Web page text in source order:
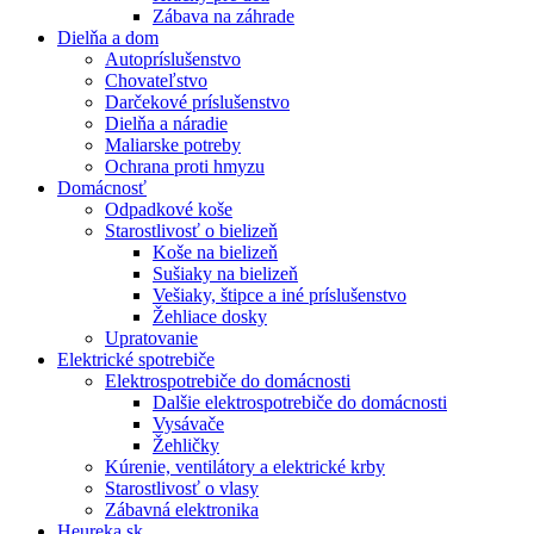
Zábava na záhrade
Dielňa a dom
Autopríslušenstvo
Chovateľstvo
Darčekové príslušenstvo
Dielňa a náradie
Maliarske potreby
Ochrana proti hmyzu
Domácnosť
Odpadkové koše
Starostlivosť o bielizeň
Koše na bielizeň
Sušiaky na bielizeň
Vešiaky, štipce a iné príslušenstvo
Žehliace dosky
Upratovanie
Elektrické spotrebiče
Elektrospotrebiče do domácnosti
Dalšie elektrospotrebiče do domácnosti
Vysávače
Žehličky
Kúrenie, ventilátory a elektrické krby
Starostlivosť o vlasy
Zábavná elektronika